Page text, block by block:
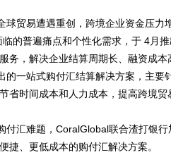
球贸易遭遇重创，跨境企业资金压力
的普遍痛点和个性化需求，于 4月推
务，解决企业结算周期长、融资成本
的一站式购付汇结算解决方案，主要
节省时间成本和人力成本，提高跨境贸
付汇难题， CoralGlobal联合渣打银
捷、更低成本的购付汇解决方案。